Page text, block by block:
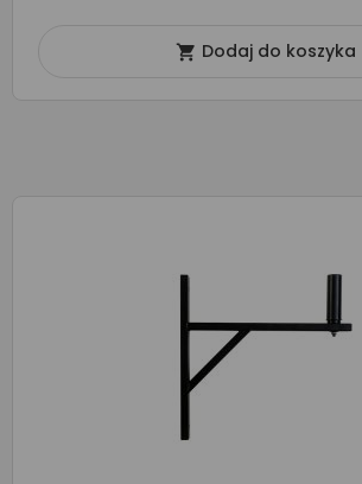
 Dodaj do koszyka